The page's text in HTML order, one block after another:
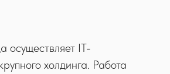
осуществляет IT-
холдинга. Работа